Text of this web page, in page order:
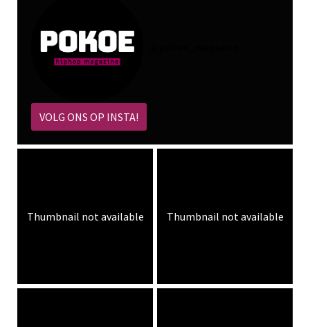
VOLG ONS OP INSTA!
Thumbnail not available Thumbnail not available